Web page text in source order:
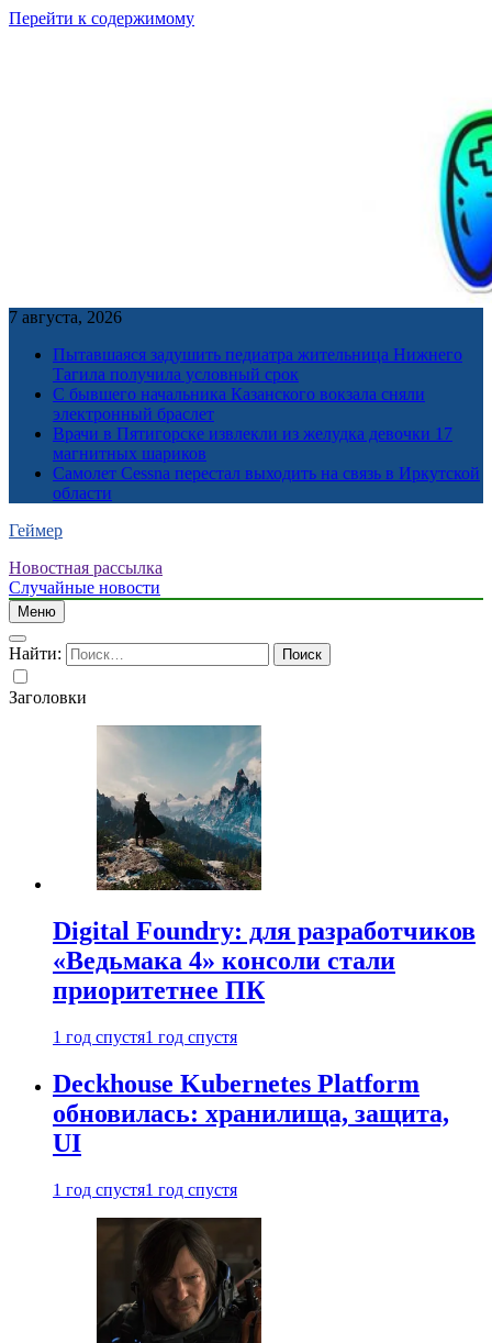
Перейти к содержимому
7 августа, 2026
Пытавшаяся задушить педиатра жительница Нижнего
Тагила получила условный срок
С бывшего начальника Казанского вокзала сняли
электронный браслет
Врачи в Пятигорске извлекли из желудка девочки 17
магнитных шариков
Самолет Cessna перестал выходить на связь в Иркутской
области
Геймер
Новостная рассылка
Случайные новости
Меню
Найти:
Заголовки
Digital Foundry: для разработчиков
«Ведьмака 4» консоли стали
приоритетнее ПК
1 год спустя1 год спустя
Deckhouse Kubernetes Platform
обновилась: хранилища, защита,
UI
1 год спустя1 год спустя